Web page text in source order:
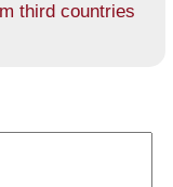
third countries